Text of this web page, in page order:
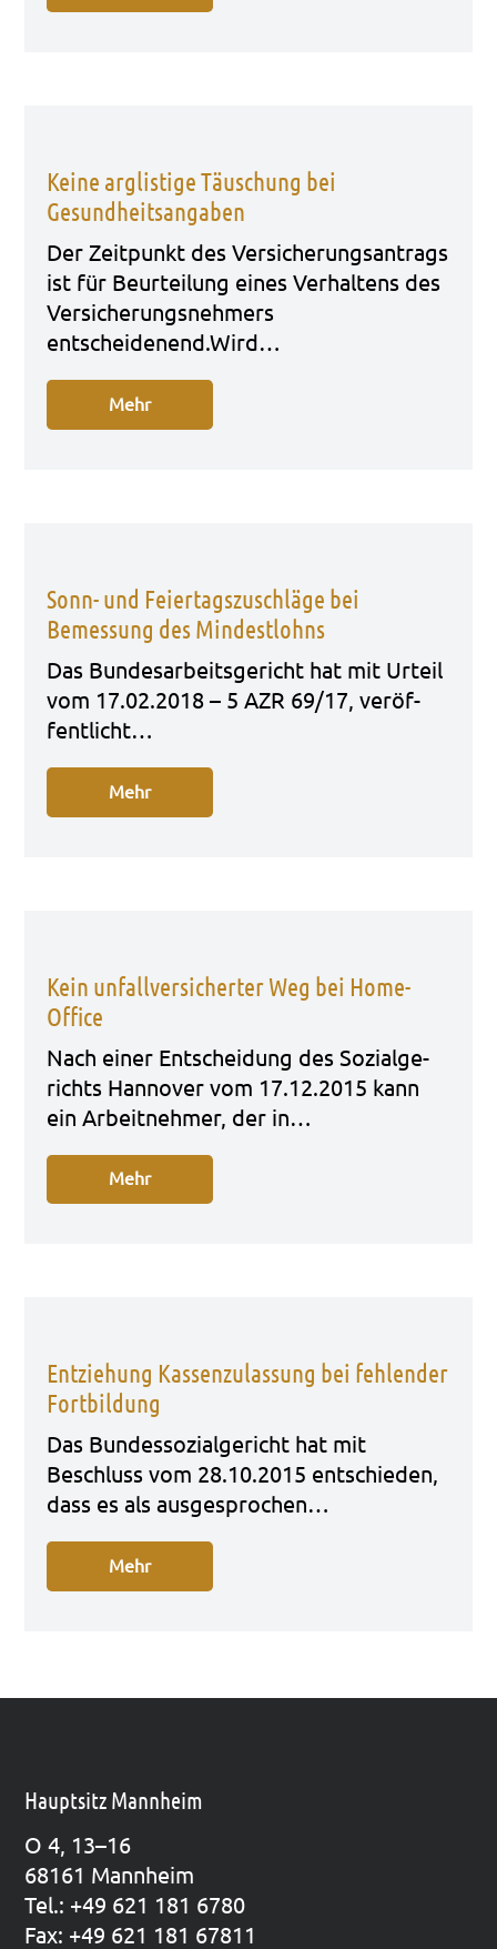
Keine arglistige Täuschung bei
Gesundheitsangaben
Der Zeit­punkt des Ver­si­che­rungs­an­trags
ist für Beur­tei­lung eines Ver­hal­tens des
Ver­si­che­rungs­neh­mers
entscheidenend.Wird…
Mehr
Sonn- und Feiertagszuschläge bei
Bemessung des Mindestlohns
Das Bun­des­ar­beits­ge­richt hat mit Urteil
vom 17.02.2018 – 5 AZR 69/17, ver­öf­
fent­licht…
Mehr
Kein unfallversicherter Weg bei Home-
Office
Nach einer Ent­schei­dung des Sozi­al­ge­
richts Han­no­ver vom 17.12.2015 kann
ein Arbeit­neh­mer, der in…
Mehr
Entziehung Kassenzulassung bei fehlender
Fortbildung
Das Bun­des­so­zi­al­ge­richt hat mit
Beschluss vom 28.10.2015 ent­schie­den,
dass es als aus­ge­spro­chen…
Mehr
Hauptsitz Mannheim
O 4, 13–16
68161 Mann­heim
Tel.: +49 621 181 6780
Fax: +49 621 181 67811